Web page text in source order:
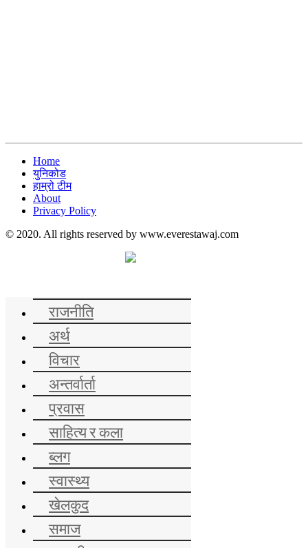
Home
युनिकोड
हाम्रो टीम
About
Privacy Policy
© 2020. All rights reserved by www.everestawaj.com
राजनीति
अर्थ
विचार
अन्तर्वार्ता
प्रवास
साहित्य र कला
ब्लग
स्वास्थ्य
खेलकुद
समाज